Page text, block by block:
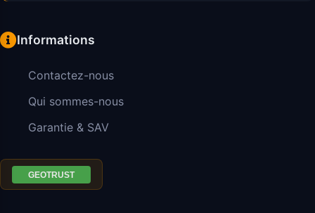
Informations
Contactez-nous
Qui sommes-nous
Garantie & SAV